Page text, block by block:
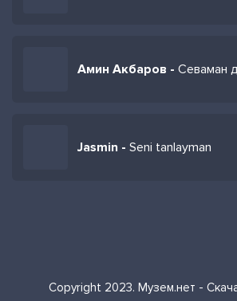
Амин Акбаров - Севаман
Jasmin - Seni tanlayman
Copyright 2023. Музем.нет -